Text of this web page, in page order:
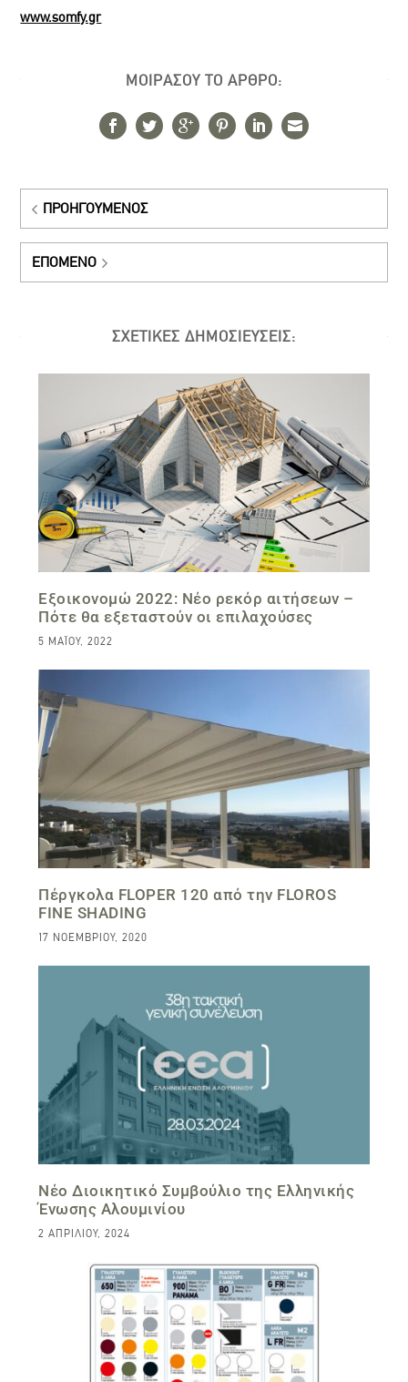
www.somfy.gr
ΜΟΙΡΑΣΟΥ ΤΟ ΑΡΘΡΟ:
ΠΡΟΗΓΟΎΜΕΝΟΣ
ΕΠΌΜΕΝΟ
ΣΧΕΤΙΚΕΣ ΔΗΜΟΣΙΕΥΣΕΙΣ:
Εξοικονομώ 2022: Νέο ρεκόρ αιτήσεων –
Πότε θα εξεταστούν οι επιλαχούσες
5 ΜΑΪ́ΟΥ, 2022
Πέργκολα FLOPER 120 από την FLOROS
FINE SHADING
17 ΝΟΕΜΒΡΊΟΥ, 2020
Νέο Διοικητικό Συμβούλιο της Ελληνικής
Ένωσης Αλουμινίου
2 ΑΠΡΙΛΊΟΥ, 2024